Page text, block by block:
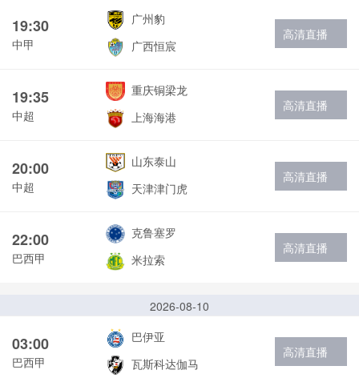
19:30
中甲
广州豹
广西恒宸
高清直播
19:35
中超
重庆铜梁龙
上海海港
高清直播
20:00
中超
山东泰山
天津津门虎
高清直播
22:00
巴西甲
克鲁塞罗
米拉索
高清直播
2026-08-10
03:00
巴西甲
巴伊亚
瓦斯科达伽马
高清直播